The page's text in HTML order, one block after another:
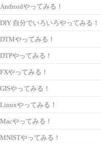
Androidやってみる！
DIY 自分でいろいろやってみる！
DTMやってみる！
DTPやってみる！
FXやってみる！
GISやってみる！
Linuxやってみる！
Macやってみる！
MNISTやってみる！